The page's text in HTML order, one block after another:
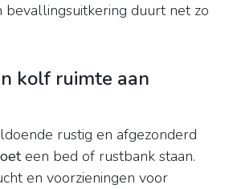
bevallingsuitkering duurt net zo
kolf ruimte aan
rustig en afgezonderd
een bed of rustbank staan.
en voorzieningen voor